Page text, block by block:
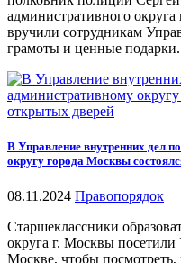
административного
вручили сотрудникам
грамоты и ценные подарки.
В Управление внутренних дел
округу города Москвы
08.11.2024 Правопорядок
Старшеклассники
округа г. Москвы
Москве, чтобы посмотреть,